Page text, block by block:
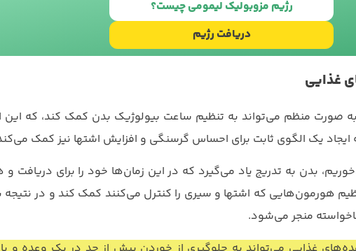
رژیم مزوبولیک لیمومی چیست؟
دریافت رژیم
منظم می‌تواند به تنظیم ساعت بیولوژیک بدن کمک کند، که این
یک الگوی ثابت برای احساس گرسنگی و افزایش اشتها نیز کمک
بدن به تدریج یاد می‌گیرد که در این زمان‌ها خود را برای دریافت
هورمون‌هایی که اشتها و سیری را کنترل می‌کنند کمک کند و در نتیجه
منجر می‌شود.